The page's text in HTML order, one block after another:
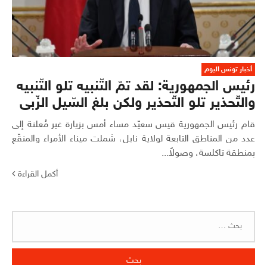
أخبار تونس اليوم
رئيس الجمهورية: لقد تمّ التّنبيه تلو التّنبيه
والتّحذير تلو التّحذير ولكن بلغ السّيل الزّبى
قام رئيس الجمهورية قيس سعيّد مساء أمس بزيارة غير مُعلنة إلى
عدد من المناطق التابعة لولاية نابل، شملت ميناء الأمراء والمنقّع
بمنطقة تاكلسة، وصولاً...
أكمل القراءة